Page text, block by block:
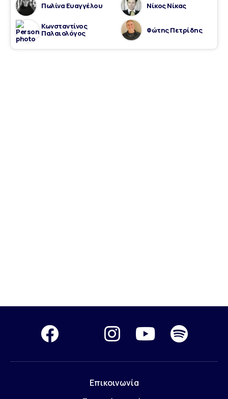
Πωλίνα Ευαγγέλου
Κωνσταντίνος
Παλαιολόγος
Νίκος Νίκας
Φώτης Πετρίδης
Επικοινωνία